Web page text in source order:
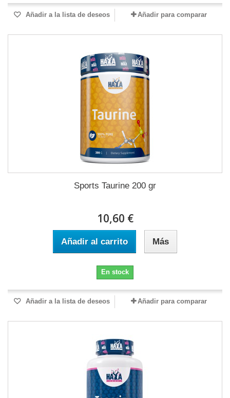
Añadir a la lista de deseos Añadir para comparar
Sports Taurine 200 gr
10,60 €
Añadir al carrito Más
En stock
Añadir a la lista de deseos Añadir para comparar